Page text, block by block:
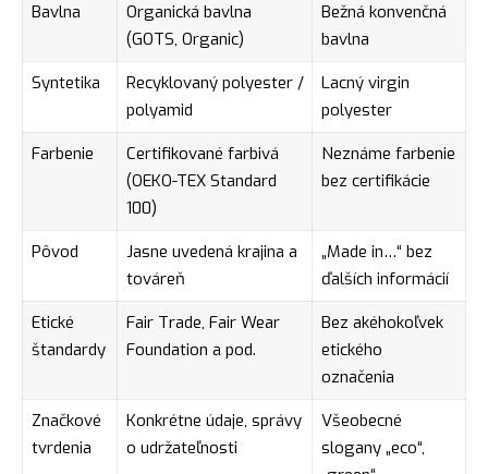
Bavlna
Organická bavlna
(GOTS, Organic)
Bežná konvenčná
bavlna
Syntetika
Recyklovaný polyester /
polyamid
Lacný virgin
polyester
Farbenie
Certifikované farbivá
(OEKO-TEX Standard
100)
Neznáme farbenie
bez certifikácie
Pôvod
Jasne uvedená krajina a
továreň
„Made in…“ bez
ďalších informácií
Etické
štandardy
Fair Trade, Fair Wear
Foundation a pod.
Bez akéhokoľvek
etického
označenia
Značkové
tvrdenia
Konkrétne údaje, správy
o udržateľnosti
Všeobecné
slogany „eco“,